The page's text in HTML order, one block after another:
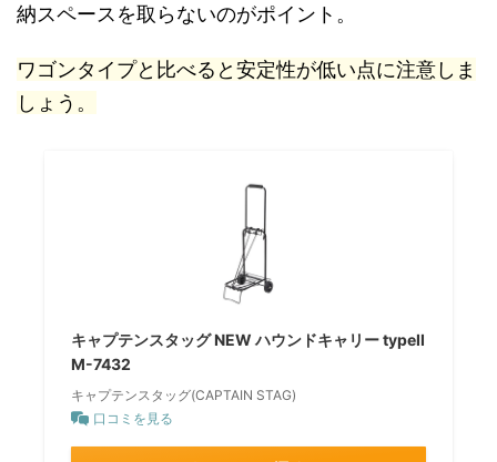
納スペースを取らないのがポイント。
ワゴンタイプと比べると安定性が低い点に注意しま
しょう。
キャプテンスタッグ NEW ハウンドキャリー typeII
M-7432
キャプテンスタッグ(CAPTAIN STAG)
口コミを見る